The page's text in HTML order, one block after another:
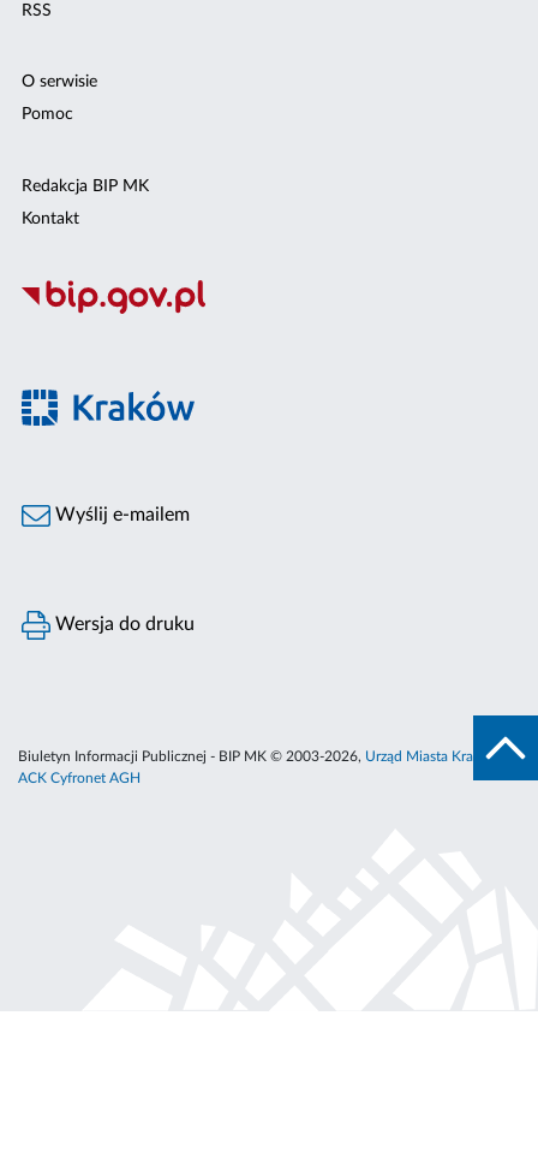
RSS
O serwisie
Pomoc
Redakcja BIP MK
Kontakt
Wyślij e-mailem
Wersja do druku
Biuletyn Informacji Publicznej - BIP MK © 2003-2026, Urząd Miasta Krakowa
ACK Cyfronet AGH